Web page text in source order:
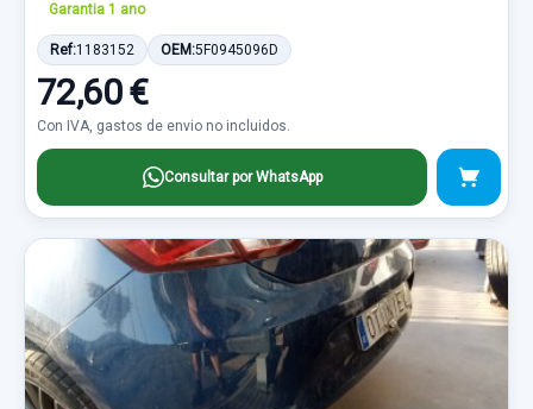
Garantia 1 ano
Ref:1183152 OEM:5F0945096D
72,60 €
Con IVA, gastos de envio no incluidos.
Consultar por WhatsApp